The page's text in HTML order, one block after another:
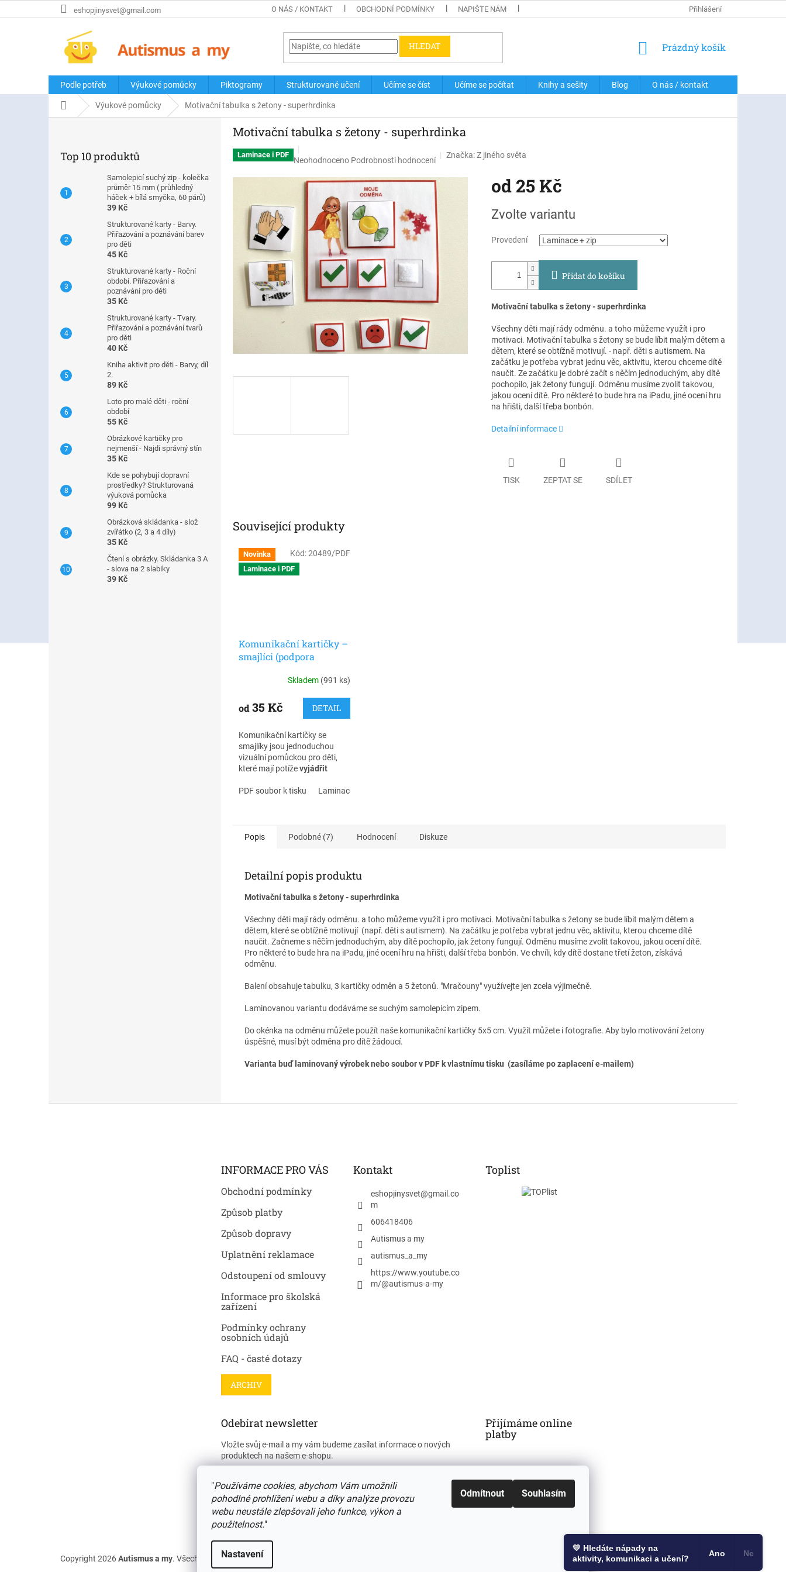
"Používáme cookies, abychom Vám umožnili
pohodlné prohlížení webu a díky analýze provozu
webu neustále zlepšovali jeho funkce, výkon a
použitelnost."
Nastavení
Odmítnout Souhlasím
na
eshopjinysvet@gmail.com O NÁS / KONTAKT OBCHODNÍ PODMÍNKY NAPIŠTE NÁM PODMÍNKY OCHRANY OSOBNÍCH ÚDAJŮ
Přihlášení
HLEDAT
NÁKUPNÍ
Prázdný košík
Podle potřeb Výukové pomůcky Piktogramy Strukturované učení Učíme se číst Učíme se počítat Knihy a sešity Blog O nás / kontakt
Domů Výukové pomůcky Motivační tabulka s žetony - superhrdinka
Top 10 produktů
Samolepicí suchý zip - kolečka
průměr 15 mm ( průhledný
háček + bílá smyčka, 60 párů)
39 Kč
Strukturované karty - Barvy.
Přiřazování a poznávání barev
pro děti
45 Kč
Strukturované karty - Roční
období. Přiřazování a
poznávání pro děti
35 Kč
Strukturované karty - Tvary.
Přiřazování a poznávání tvarů
pro děti
40 Kč
Kniha aktivit pro děti - Barvy, díl
2.
89 Kč
Loto pro malé děti - roční
období
55 Kč
Obrázkové kartičky pro
nejmenší - Najdi správný stín
35 Kč
Kde se pohybují dopravní
prostředky? Strukturovaná
výuková pomůcka
99 Kč
Obrázková skládanka - slož
zvířátko (2, 3 a 4 díly)
35 Kč
Čtení s obrázky. Skládanka 3 A
- slova na 2 slabiky
39 Kč
Motivační tabulka s žetony - superhrdinka
Laminace i PDF
Průměrné
produktu
0,0
hvězdiček.
Neohodnoceno Podrobnosti hodnocení
Značka:Z jiného světa
od 25 Kč
cena:
Zvolte variantu
Provedení
Přidat do košíku
Motivační tabulka s žetony - superhrdinka
Všechny děti mají rády odměnu. a toho můžeme využít i pro
motivaci. Motivační tabulka s žetony se bude líbit malým dětem a
dětem, které se obtížně motivují. - např. děti s autismem. Na
začátku je potřeba vybrat jednu věc, aktivitu, kterou chceme dítě
naučit. Ze začátku je dobré začít s něčím jednoduchým, aby dítě
pochopilo, jak žetony fungují. Odměnu musíme zvolit takovou,
jakou ocení dítě. Pro některé to bude hra na iPadu, jiné ocení hru
na hřišti, další třeba bonbón.
Detailní informace
TISK ZEPTAT SE SDÍLET
Související produkty
Novinka
Laminace i PDF
Komunikační kartičky –
smajlíci (podpora
motivace u dětí s PAS)
Skladem (991 ks)
od 35 Kč DETAIL
Komunikační kartičky se
smajlíky jsou jednoduchou
vizuální pomůckou pro děti,
které mají potíževyjádřit
porozumět situaci . U dětí s
vizuální podpora velmi
PDF soubor k tisku Laminace + zip
Kód:20489/PDF
Popis Podobné (7) Hodnocení Diskuze
Detailní popis produktu
Motivační tabulka s žetony - superhrdinka
Všechny děti mají rády odměnu. a toho můžeme využít i pro motivaci. Motivační tabulka s žetony se bude líbit malým dětem a
dětem, které se obtížně motivují (např. děti s autismem). Na začátku je potřeba vybrat jednu věc, aktivitu, kterou chceme dítě
naučit. Začneme s něčím jednoduchým, aby dítě pochopilo, jak žetony fungují. Odměnu musíme zvolit takovou, jakou ocení dítě.
Pro některé to bude hra na iPadu, jiné ocení hru na hřišti, další třeba bonbón. Ve chvíli, kdy dítě dostane třetí žeton, získává
odměnu.
Balení obsahuje tabulku, 3 kartičky odměn a 5 žetonů. "Mračouny" využívejte jen zcela výjimečně.
Laminovanou variantu dodáváme se suchým samolepicím zipem.
Do okénka na odměnu můžete použít naše komunikační kartičky 5x5 cm. Využít můžete i fotografie. Aby bylo motivování žetony
úspěšné, musí být odměna pro dítě žádoucí.
Varianta buď laminovaný výrobek nebo soubor v PDF k vlastnímu tisku (zasíláme po zaplacení e-mailem)
INFORMACE PRO VÁS
Obchodní podmínky
Způsob platby
Způsob dopravy
Uplatnění reklamace
Odstoupení od smlouvy
Informace pro školská
zařízení
Podmínky ochrany
osobních údajů
FAQ - časté dotazy
ARCHIV
Kontakt
eshopjinysvet@gmail.co
m
606418406
Autismus a my
autismus_a_my
https://www.youtube.co
m/@autismus-a-my
Toplist
Odebírat newsletter
Vložte svůj e-mail a my vám budeme zasílat informace o nových
produktech na našem e-shopu.
E-mail
PŘIHLÁSIT SE
Přijímáme online
platby
Vytvořil Shoptet
Copyright 2026Autismus a my. Všechna práva vyhrazena.
💛 Hledáte nápady na
aktivity, komunikaci a učení?
Ano Ne